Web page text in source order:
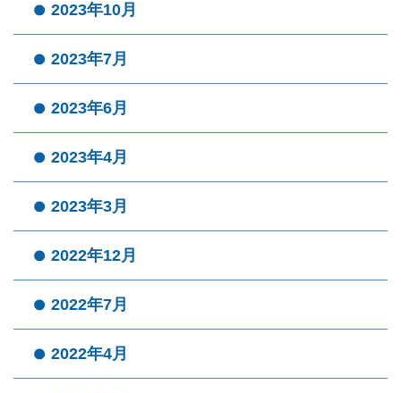
2023年10月
2023年7月
2023年6月
2023年4月
2023年3月
2022年12月
2022年7月
2022年4月